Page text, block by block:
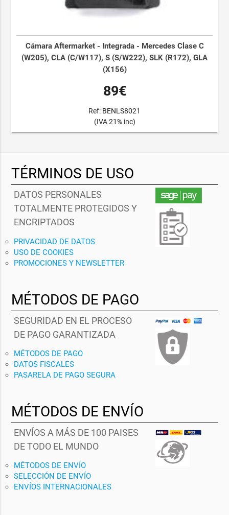
Cámara Aftermarket - Integrada - Mercedes Clase C
(W205), CLA (C/W117), S (S/W222), SLK (R172), GLA
(X156)
89€
Ref: BENLS8021
(IVA 21% inc)
TÉRMINOS DE USO
DATOS PERSONALES
TOTALMENTE PROTEGIDOS Y
ENCRIPTADOS
PRIVACIDAD DE DATOS
USO DE COOKIES
PROMOCIONES Y NEWSLETTER
MÉTODOS DE PAGO
SEGURIDAD EN EL PROCESO
DE PAGO GARANTIZADA
MÉTODOS DE PAGO
DATOS FISCALES
PASARELA DE PAGO SEGURA
MÉTODOS DE ENVÍO
ENVÍOS A MÁS DE 100 PAISES
DE TODO EL MUNDO
MÉTODOS DE ENVÍO
SELECCIÓN DE ENVÍO
ENVÍOS INTERNACIONALES